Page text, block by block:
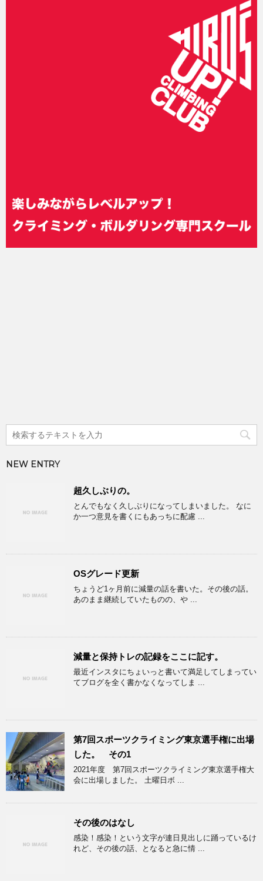
NEW ENTRY
超久しぶりの。
とんでもなく久しぶりになってしまいました。 なに
か一つ意見を書くにもあっちに配慮 ...
OSグレード更新
ちょうど1ヶ月前に減量の話を書いた。その後の話。
あのまま継続していたものの、や ...
減量と保持トレの記録をここに記す。
最近インスタにちょいっと書いて満足してしまってい
てブログを全く書かなくなってしま ...
第7回スポーツクライミング東京選手権に出場
した。 その1
2021年度 第7回スポーツクライミング東京選手権大
会に出場しました。 土曜日ボ ...
その後のはなし
感染！感染！という文字が連日見出しに踊っているけ
れど、その後の話、となると急に情 ...